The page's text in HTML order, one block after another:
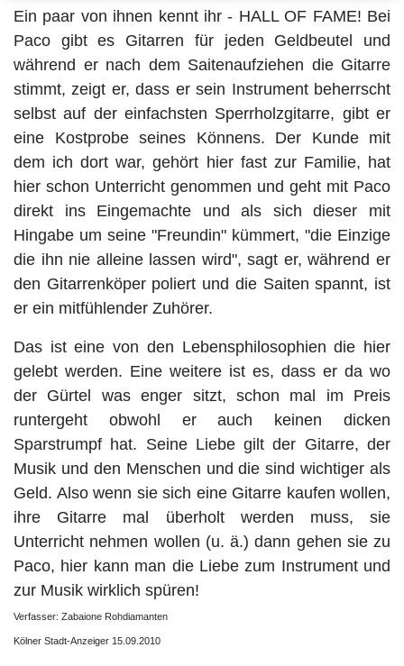
Ein paar von ihnen kennt ihr - HALL OF FAME! Bei
Paco gibt es Gitarren für jeden Geldbeutel und
während er nach dem Saitenaufziehen die Gitarre
stimmt, zeigt er, dass er sein Instrument beherrscht
selbst auf der einfachsten Sperrholzgitarre, gibt er
eine Kostprobe seines Könnens. Der Kunde mit
dem ich dort war, gehört hier fast zur Familie, hat
hier schon Unterricht genommen und geht mit Paco
direkt ins Eingemachte und als sich dieser mit
Hingabe um seine "Freundin" kümmert, "die Einzige
die ihn nie alleine lassen wird", sagt er, während er
den Gitarrenköper poliert und die Saiten spannt, ist
er ein mitfühlender Zuhörer.
Das ist eine von den Lebensphilosophien die hier
gelebt werden. Eine weitere ist es, dass er da wo
der Gürtel was enger sitzt, schon mal im Preis
runtergeht obwohl er auch keinen dicken
Sparstrumpf hat. Seine Liebe gilt der Gitarre, der
Musik und den Menschen und die sind wichtiger als
Geld. Also wenn sie sich eine Gitarre kaufen wollen,
ihre Gitarre mal überholt werden muss, sie
Unterricht nehmen wollen (u. ä.) dann gehen sie zu
Paco, hier kann man die Liebe zum Instrument und
zur Musik wirklich spüren!
Verfasser: Zabaione Rohdiamanten
Kölner Stadt-Anzeiger 15.09.2010